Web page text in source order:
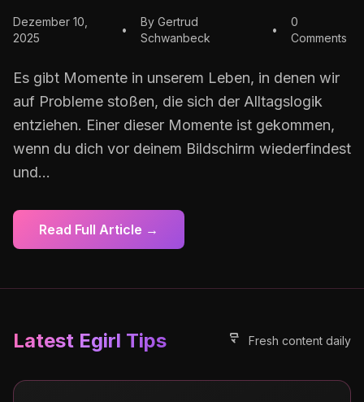
Dezember 10,
2025
•
By Gertrud
Schwanbeck
•
0
Comments
Es gibt Momente in unserem Leben, in denen wir
auf Probleme stoßen, die sich der Alltagslogik
entziehen. Einer dieser Momente ist gekommen,
wenn du dich vor deinem Bildschirm wiederfindest
und...
Read Full Article →
Latest Egirl Tips Fresh content daily